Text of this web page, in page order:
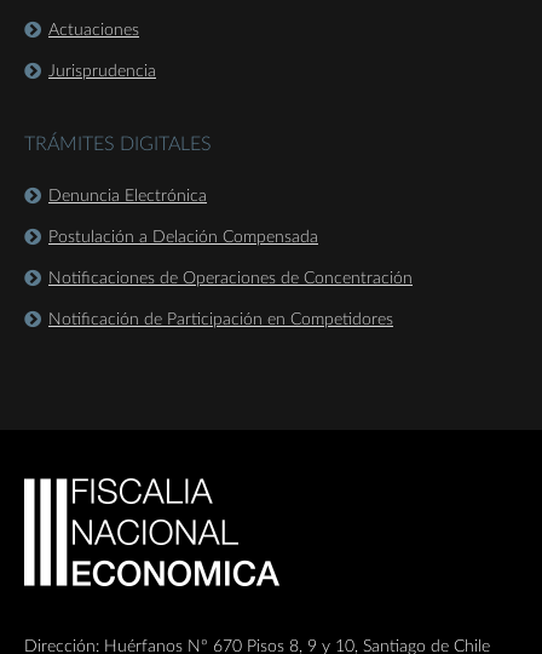
Actuaciones
Jurisprudencia
TRÁMITES DIGITALES
Denuncia Electrónica
Postulación a Delación Compensada
Notificaciones de Operaciones de Concentración
Notificación de Participación en Competidores
Dirección: Huérfanos Nº 670 Pisos 8, 9 y 10, Santiago de Chile